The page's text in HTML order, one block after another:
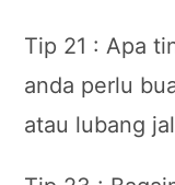
Tip 21 : Apa
anda perlu
atau lubang